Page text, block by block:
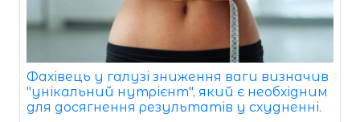
Фахівець у галузі зниження ваги визначив
"унікальний нутрієнт", який є необхідним
для досягнення результатів у схудненні.